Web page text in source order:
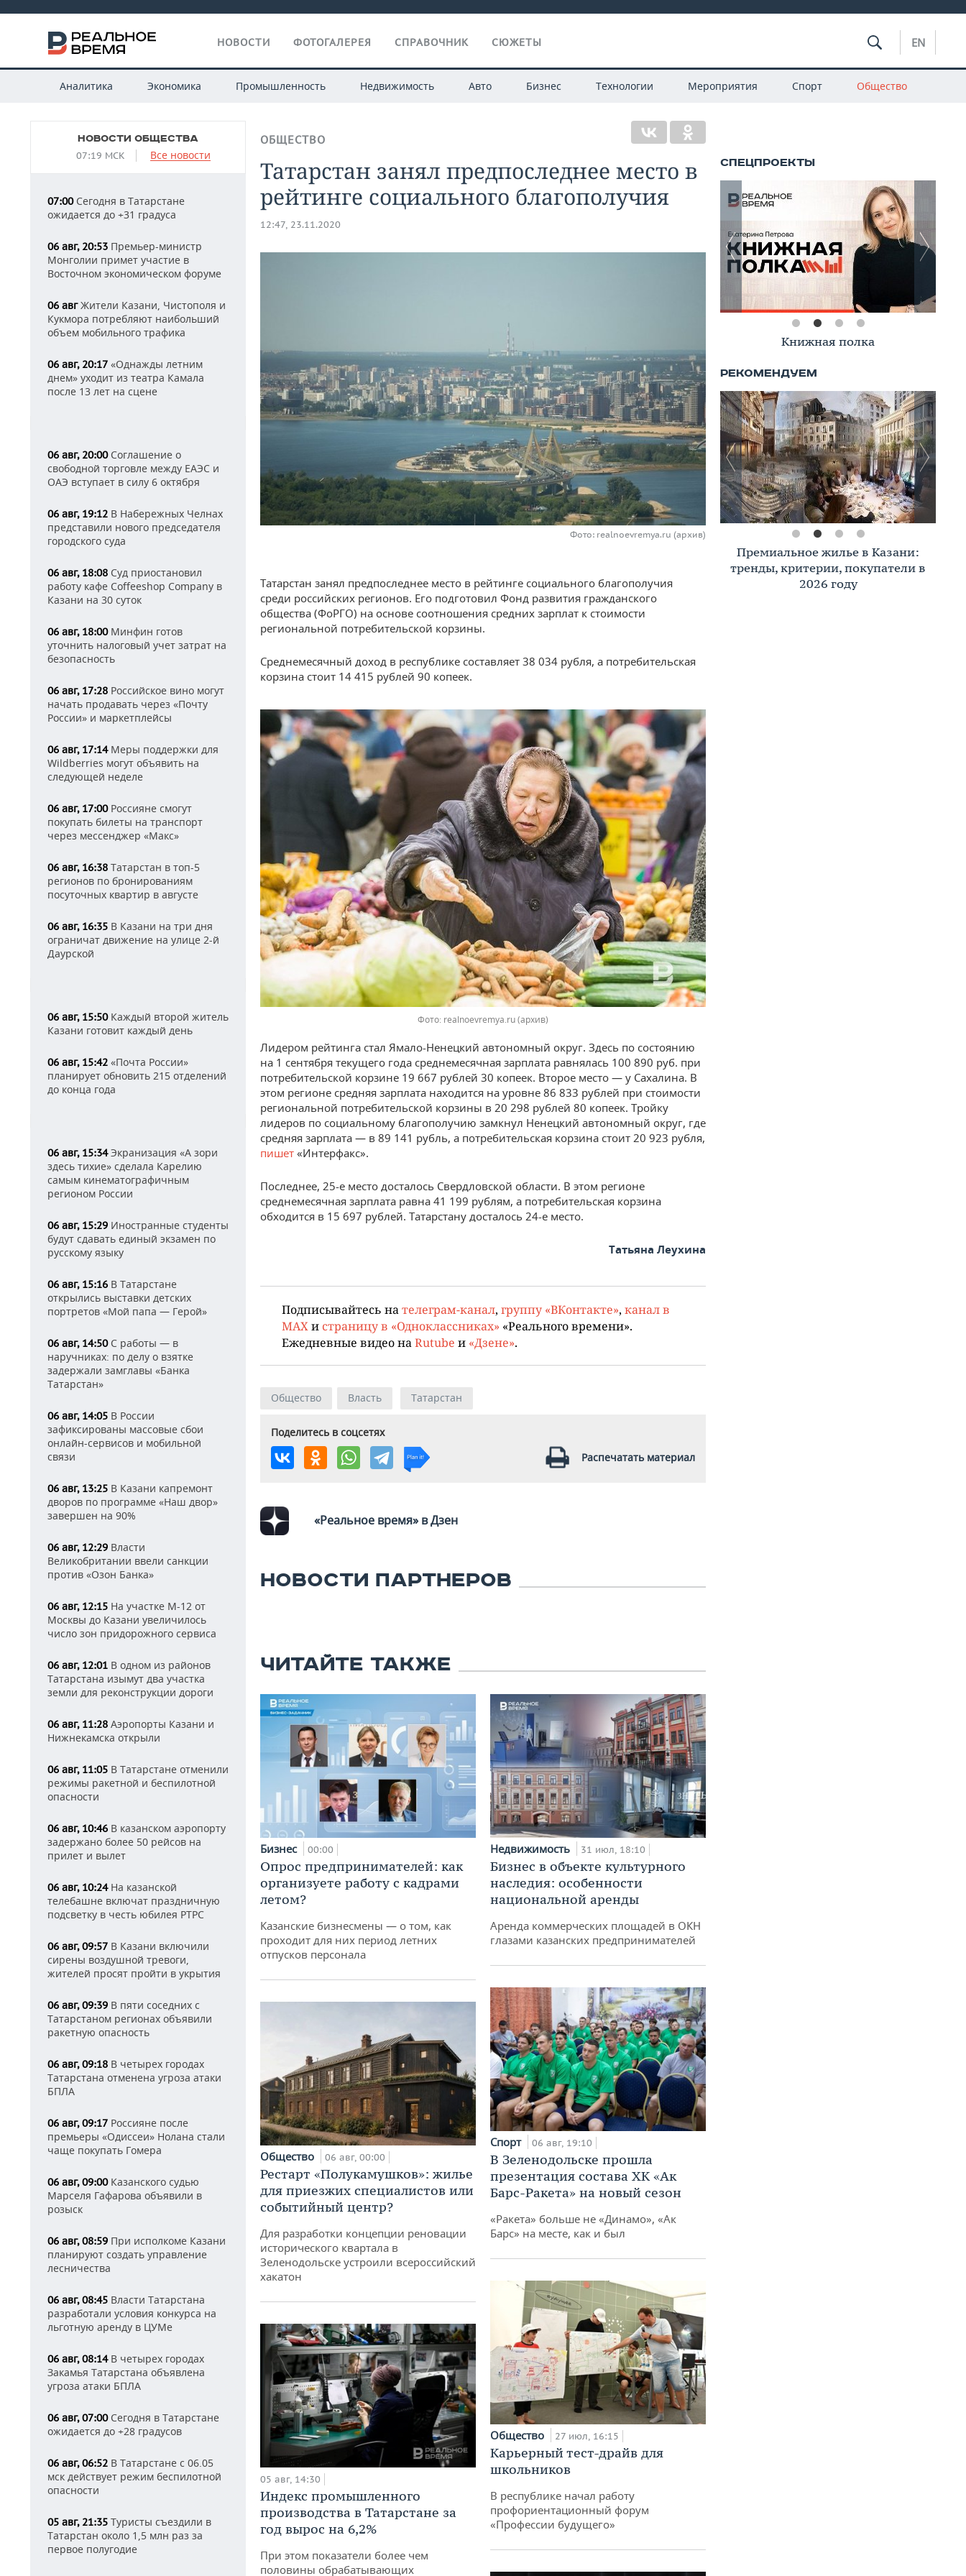
НОВОСТИ ФОТОГАЛЕРЕЯ СПРАВОЧНИК СЮЖЕТЫ EN
Аналитика Экономика Промышленность Недвижимость Авто Бизнес Технологии Мероприятия Спорт Общество
НОВОСТИ ОБЩЕСТВА
07:19 МСК Все новости
07:00Сегодня в Татарстане
ожидается до +31 градуса
06 авг, 20:53 Премьер-министр
Монголии примет участие в
Восточном экономическом форуме
06 авгЖители Казани, Чистополя и
Кукмора потребляют наибольший
объем мобильного трафика
06 авг, 20:17 «Однажды летним
днем» уходит из театра Камала
после 13 лет на сцене
06 авг, 20:00Соглашение о
свободной торговле между ЕАЭС и
ОАЭ вступает в силу 6 октября
06 авг, 19:12 В Набережных Челнах
представили нового председателя
городского суда
06 авг, 18:08 Суд приостановил
работу кафе Coffeeshop Company в
Казани на 30 суток
06 авг, 18:00Минфин готов
уточнить налоговый учет затрат на
безопасность
06 авг, 17:28 Российское вино могут
начать продавать через «Почту
России» и маркетплейсы
06 авг, 17:14Меры поддержки для
Wildberries могут объявить на
следующей неделе
06 авг, 17:00Россияне смогут
покупать билеты на транспорт
через мессенджер «Макс»
06 авг, 16:38 Татарстан в топ-5
регионов по бронированиям
посуточных квартир в августе
06 авг, 16:35 В Казани на три дня
ограничат движение на улице 2-й
Даурской
06 авг, 15:50Каждый второй житель
Казани готовит каждый день
06 авг, 15:42 «Почта России»
планирует обновить 215 отделений
до конца года
06 авг, 15:34Экранизация «А зори
здесь тихие» сделала Карелию
самым кинематографичным
регионом России
06 авг, 15:29 Иностранные студенты
будут сдавать единый экзамен по
русскому языку
06 авг, 15:16 В Татарстане
открылись выставки детских
портретов «Мой папа — Герой»
06 авг, 14:50С работы — в
наручниках: по делу о взятке
задержали замглавы «Банка
Татарстан»
06 авг, 14:05 В России
зафиксированы массовые сбои
онлайн-сервисов и мобильной
связи
06 авг, 13:25 В Казани капремонт
дворов по программе «Наш двор»
завершен на 90%
06 авг, 12:29 Власти
Великобритании ввели санкции
против «Озон Банка»
06 авг, 12:15 На участке М-12 от
Москвы до Казани увеличилось
число зон придорожного сервиса
06 авг, 12:01 В одном из районов
Татарстана изымут два участка
земли для реконструкции дороги
06 авг, 11:28 Аэропорты Казани и
Нижнекамска открыли
06 авг, 11:05 В Татарстане отменили
режимы ракетной и беспилотной
опасности
06 авг, 10:46 В казанском аэропорту
задержано более 50 рейсов на
прилет и вылет
06 авг, 10:24На казанской
телебашне включат праздничную
подсветку в честь юбилея РТРС
06 авг, 09:57 В Казани включили
сирены воздушной тревоги,
жителей просят пройти в укрытия
06 авг, 09:39 В пяти соседних с
Татарстаном регионах объявили
ракетную опасность
06 авг, 09:18 В четырех городах
Татарстана отменена угроза атаки
БПЛА
06 авг, 09:17 Россияне после
премьеры «Одиссеи» Нолана стали
чаще покупать Гомера
06 авг, 09:00Казанского судью
Марселя Гафарова объявили в
розыск
06 авг, 08:59 При исполкоме Казани
планируют создать управление
лесничества
06 авг, 08:45 Власти Татарстана
разработали условия конкурса на
льготную аренду в ЦУМе
06 авг, 08:14В четырех городах
Закамья Татарстана объявлена
угроза атаки БПЛА
06 авг, 07:00Сегодня в Татарстане
ожидается до +28 градусов
06 авг, 06:52 В Татарстане с 06.05
мск действует режим беспилотной
опасности
05 авг, 21:35 Туристы съездили в
Татарстан около 1,5 млн раз за
первое полугодие
ОБЩЕСТВО
Татарстан занял предпоследнее место в
рейтинге социального благополучия
12:47, 23.11.2020
Фото: realnoevremya.ru (архив)
Татарстан занял предпоследнее место в рейтинге социального благополучия
среди российских регионов. Его подготовил Фонд развития гражданского
общества (ФоРГО) на основе соотношения средних зарплат к стоимости
региональной потребительской корзины.
Среднемесячный доход в республике составляет 38 034 рубля, а потребительская
корзина стоит 14 415 рублей 90 копеек.
Фото: realnoevremya.ru (архив)
Лидером рейтинга стал Ямало-Ненецкий автономный округ. Здесь по состоянию
на 1 сентября текущего года среднемесячная зарплата равнялась 100 890 руб. при
потребительской корзине 19 667 рублей 30 копеек. Второе место — у Сахалина. В
этом регионе средняя зарплата находится на уровне 86 833 рублей при стоимости
региональной потребительской корзины в 20 298 рублей 80 копеек. Тройку
лидеров по социальному благополучию замкнул Ненецкий автономный округ, где
средняя зарплата — в 89 141 рубль, а потребительская корзина стоит 20 923 рубля,
пишет «Интерфакс».
Последнее, 25-е место досталось Свердловской области. В этом регионе
среднемесячная зарплата равна 41 199 рублям, а потребительская корзина
обходится в 15 697 рублей. Татарстану досталось 24-е место.
Татьяна Леухина
Подписывайтесь нателеграм-канал, группу «ВКонтакте», канал в
MAXи страницу в «Одноклассниках» «Реального времени».
Ежедневные видео наRutube и «Дзене».
Общество Власть Татарстан
Поделитесь в соцсетях
Распечатать материал
«Реальное время» в Дзен
НОВОСТИ ПАРТНЕРОВ
ЧИТАЙТЕ ТАКЖЕ
Бизнес 00:00
Опрос предпринимателей: как
организуете работу с кадрами
летом?
Казанские бизнесмены — о том, как
проходит для них период летних
отпусков персонала
Общество 06 авг, 00:00
Рестарт «Полукамушков»: жилье
для приезжих специалистов или
событийный центр?
Для разработки концепции реновации
исторического квартала в
Зеленодольске устроили всероссийский
хакатон
05 авг, 14:30
Индекс промышленного
производства в Татарстане за
год вырос на 6,2%
При этом показатели более чем
половины обрабатывающих
Недвижимость 31 июл, 18:10
Бизнес в объекте культурного
наследия: особенности
национальной аренды
Аренда коммерческих площадей в ОКН
глазами казанских предпринимателей
Спорт 06 авг, 19:10
В Зеленодольске прошла
презентация состава ХК «Ак
Барс-Ракета» на новый сезон
«Ракета» больше не «Динамо», «Ак
Барс» на месте, как и был
Общество 27 июл, 16:15
Карьерный тест-драйв для
школьников
В республике начал работу
профориентационный форум
«Профессии будущего»
Книжная полка
Премиальное жилье в Казани:
тренды, критерии, покупатели в
2026 году